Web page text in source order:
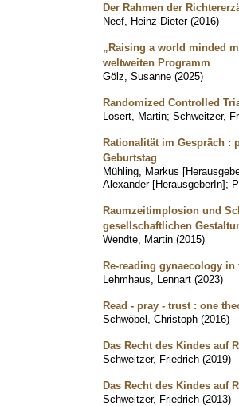
Der Rahmen der
Neef, Heinz-Dieter (2016)
„Raising a world minded
weltweiten Programm
Gölz, Susanne (2025)
Randomized Controlled
Losert, Martin; Schweitzer,
Rationalität im Gespräch :
Geburtstag
Mühling, Markus
Alexander [HerausgeberIn];
Raumzeitimplosion und
gesellschaftlichen
Wendte, Martin (2015)
Re-reading gynaecology
Lehmhaus, Lennart (2023)
Read - pray - trust : one
Schwöbel, Christoph (2016)
Das Recht des Kindes auf
Schweitzer, Friedrich (2019)
Das Recht des Kindes auf
Schweitzer, Friedrich (2013)